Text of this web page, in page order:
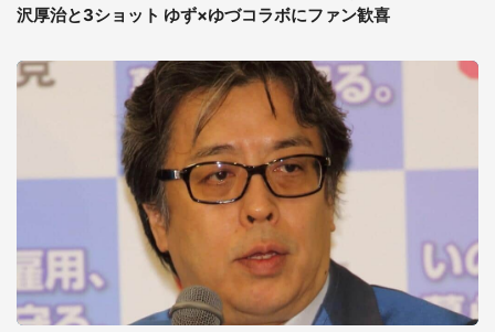
沢厚治と3ショット ゆず×ゆづコラボにファン歓喜